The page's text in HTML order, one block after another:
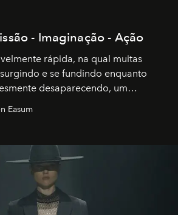
- Imaginação - Ação
rápida, na qual muitas
e se fundindo enquanto
desaparecendo, um
abrindo caminho para muitos
um claro senso de missão na vida e
Easum